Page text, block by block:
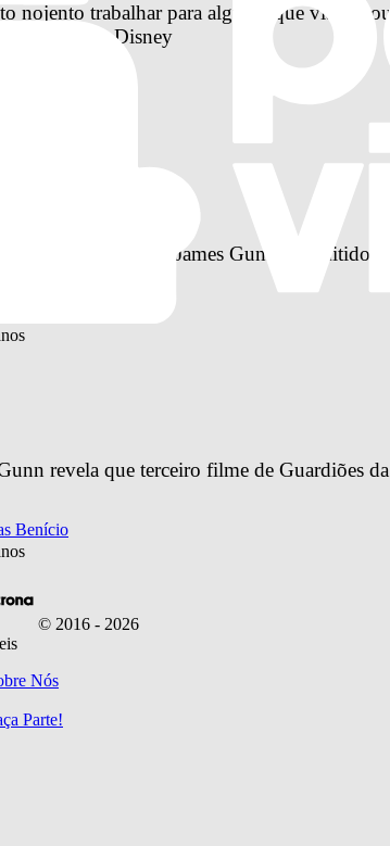
nojento trabalhar para alguém que
ao criticar a Disney
com pedofilia, James Gunn é demitido
revela que terceiro filme de Guardiões
Benício
© 2016 - 2026
Nós
Parte!